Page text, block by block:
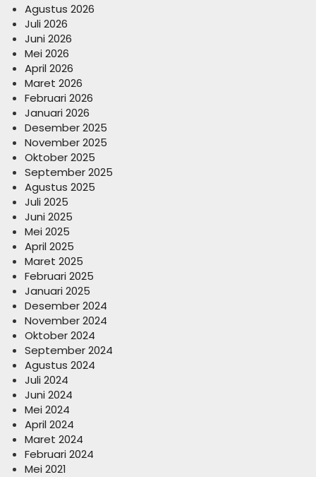
Agustus 2026
Juli 2026
Juni 2026
Mei 2026
April 2026
Maret 2026
Februari 2026
Januari 2026
Desember 2025
November 2025
Oktober 2025
September 2025
Agustus 2025
Juli 2025
Juni 2025
Mei 2025
April 2025
Maret 2025
Februari 2025
Januari 2025
Desember 2024
November 2024
Oktober 2024
September 2024
Agustus 2024
Juli 2024
Juni 2024
Mei 2024
April 2024
Maret 2024
Februari 2024
Mei 2021